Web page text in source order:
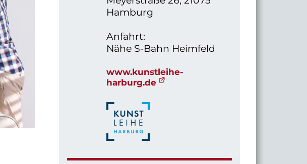
Hamburg
Anfahrt:
Nähe S-Bahn Heimfeld
www.kunstleihe-
harburg.de